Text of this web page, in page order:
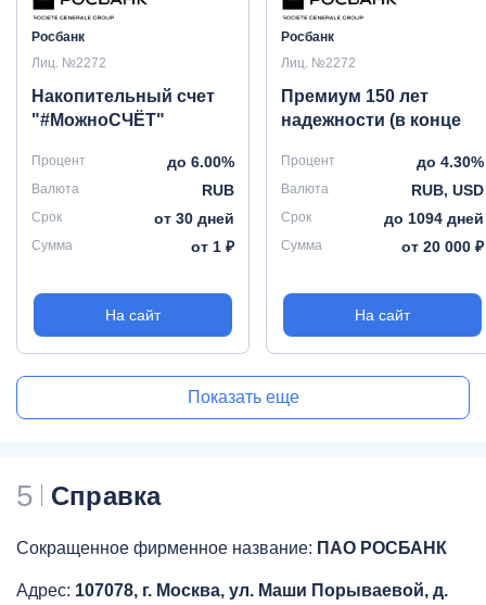
Росбанк
Лиц. №2272
Накопительный счет
"#МожноСЧЁТ"
Процент до 6.00%
Валюта RUB
Срок от 30 дней
Сумма от 1 ₽
На сайт
Росбанк
Лиц. №2272
Премиум 150 лет
надежности (в конце
Процент до 4.30%
Валюта RUB, USD
Срок до 1094 дней
Сумма от 20 000 ₽
На сайт
Показать еще
5 Справка
Сокращенное фирменное название: ПАО РОСБАНК
Адрес: 107078, г. Москва, ул. Маши Порываевой, д.